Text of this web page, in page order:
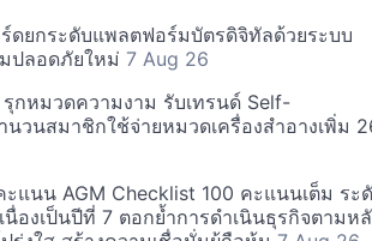
ดยกระดับแพลตฟอร์มบัตรดิจิทัลด้วยระบบ
ปลอดภัยใหม่ 7 Aug 26
กหมวดความงาม รับเทรนด์ Self-
วนสมาชิกใช้จ่ายหมวดเครื่องสำอางเพิ่ม
ะแนน AGM Checklist 100 คะแนนเต็ม ระ
นื่องเป็นปีที่ 7 ตอกย้ำการดำเนินธุรกิจตามห